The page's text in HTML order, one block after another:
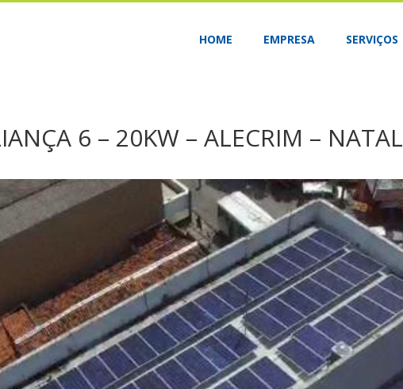
HOME EMPRESA SERVIÇOS
6 – 20KW – ALECRIM – NATAL